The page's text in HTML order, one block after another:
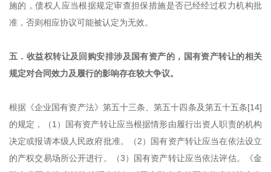
施的，债权人应当根据规定审查担保措施是否已经经过权力机构批
准，否则相应协议可能被认定为无效。
五．收益权转让及回购安排涉及国有资产的，国有资产转让的相关
规定对合同效力及履行的影响存在较大争议。
根据《企业国有资产法》第五十三条、第五十四条及第五十五条[14]
的规定，（1）国有资产转让应当根据情形由履行出资人职责的机构
决定或报请本级人民政府批准。（2）国有资产转让应当在依法设立
的产权交易场所公开进行。（3）国有资产转让应当依法评估。《金